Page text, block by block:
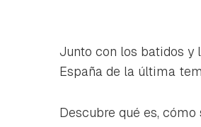
Junto con los batidos y
España de la última
Descubre qué es,